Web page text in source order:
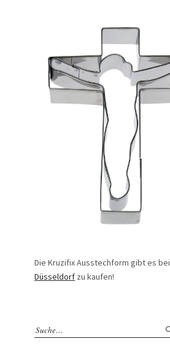
Die Kruzifix Ausstechform gibt es bei
Düsseldorf zu kaufen!